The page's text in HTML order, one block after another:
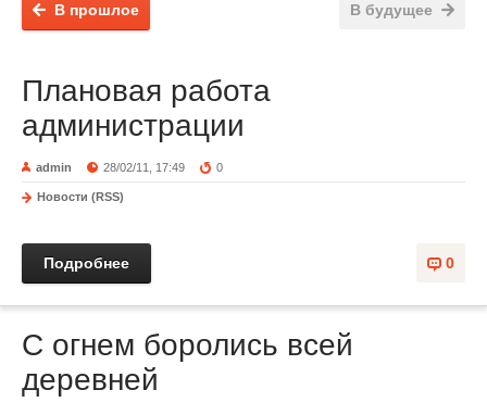
В будущее
В прошлое
Плановая работа
администрации
admin 28/02/11, 17:49 0
Новости (RSS)
0
Подробнее
С огнем боролись всей
деревней